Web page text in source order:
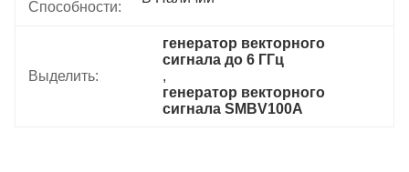
Способности:
Выделить:
генератор векторного
сигнала до 6 ГГц
,
генератор векторного
сигнала SMBV100A